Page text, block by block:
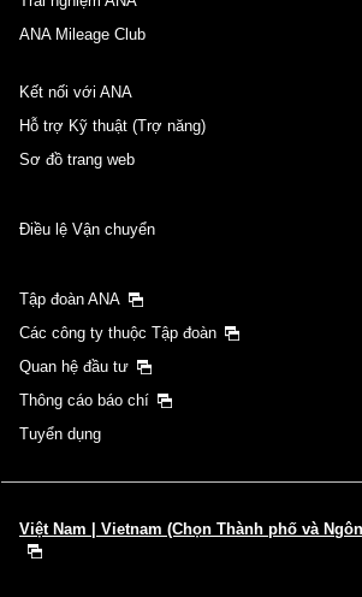
ANA Mileage Club
Kết nối với ANA
Hỗ trợ Kỹ thuật (Trợ năng)
Sơ đồ trang web
Điều lệ Vận chuyển
Tập đoàn ANA
Các công ty thuộc Tập đoàn
Quan hệ đầu tư
Thông cáo báo chí
Tuyển dụng
Việt Nam | Vietnam (Chọn Thành phố và